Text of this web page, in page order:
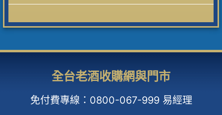
全台老酒收購網與門市
免付費專線： 0800-067-999易經理